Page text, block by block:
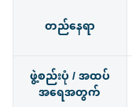
တည်နေရာ
ဖွဲ့စည်းပုံ / အထပ်
အရေအတွက်